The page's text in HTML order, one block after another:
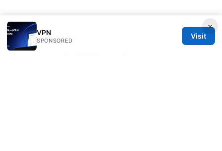
×
VPN
SPONSORED
Visit